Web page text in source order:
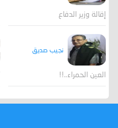
إقالة وزير الدفاع
نجيب صديق
العين الحمراء..!!